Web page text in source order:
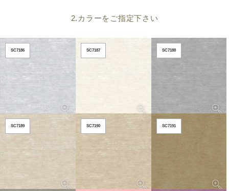
2.カラーをご指定下さい
SC7186 SC7187 SC7188
SC7189 SC7190 SC7191